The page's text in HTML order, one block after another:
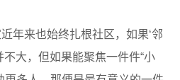
年来也始终扎根社区，如果‘邻
大，但如果能聚焦一件件“小